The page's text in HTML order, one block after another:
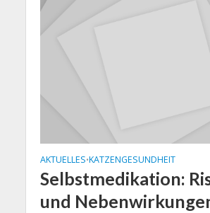
AKTUELLES•KATZENGESUNDHEIT
Selbstmedikation:
und